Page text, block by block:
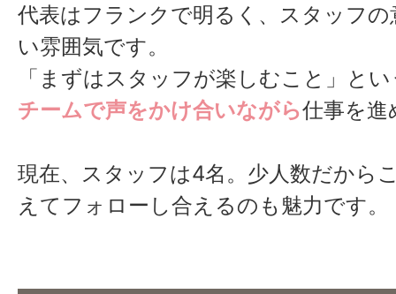
代表はフランクで明るく、スタッフ
い雰囲気です。
「まずはスタッフが楽しむこと」と
チームで声をかけ合いながら仕事を進
現在、スタッフは4名。少人数だから
えてフォローし合えるのも魅力です。